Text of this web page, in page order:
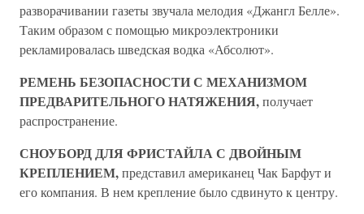
разворачивании газеты звучала мелодия «Джангл Белле».
Таким образом с помощью микроэлектроники
рекламировалась шведская водка «Абсолют».
РЕМЕНЬ БЕЗОПАСНОСТИ С МЕХАНИЗМОМ
ПРЕДВАРИТЕЛЬНОГО НАТЯЖЕНИЯ,получает
распространение.
СНОУБОРД ДЛЯ ФРИСТАЙЛА С ДВОЙНЫМ
КРЕПЛЕНИЕМ,представил американец Чак Барфут и
его компания. В нем крепление было сдвинуто к центру.